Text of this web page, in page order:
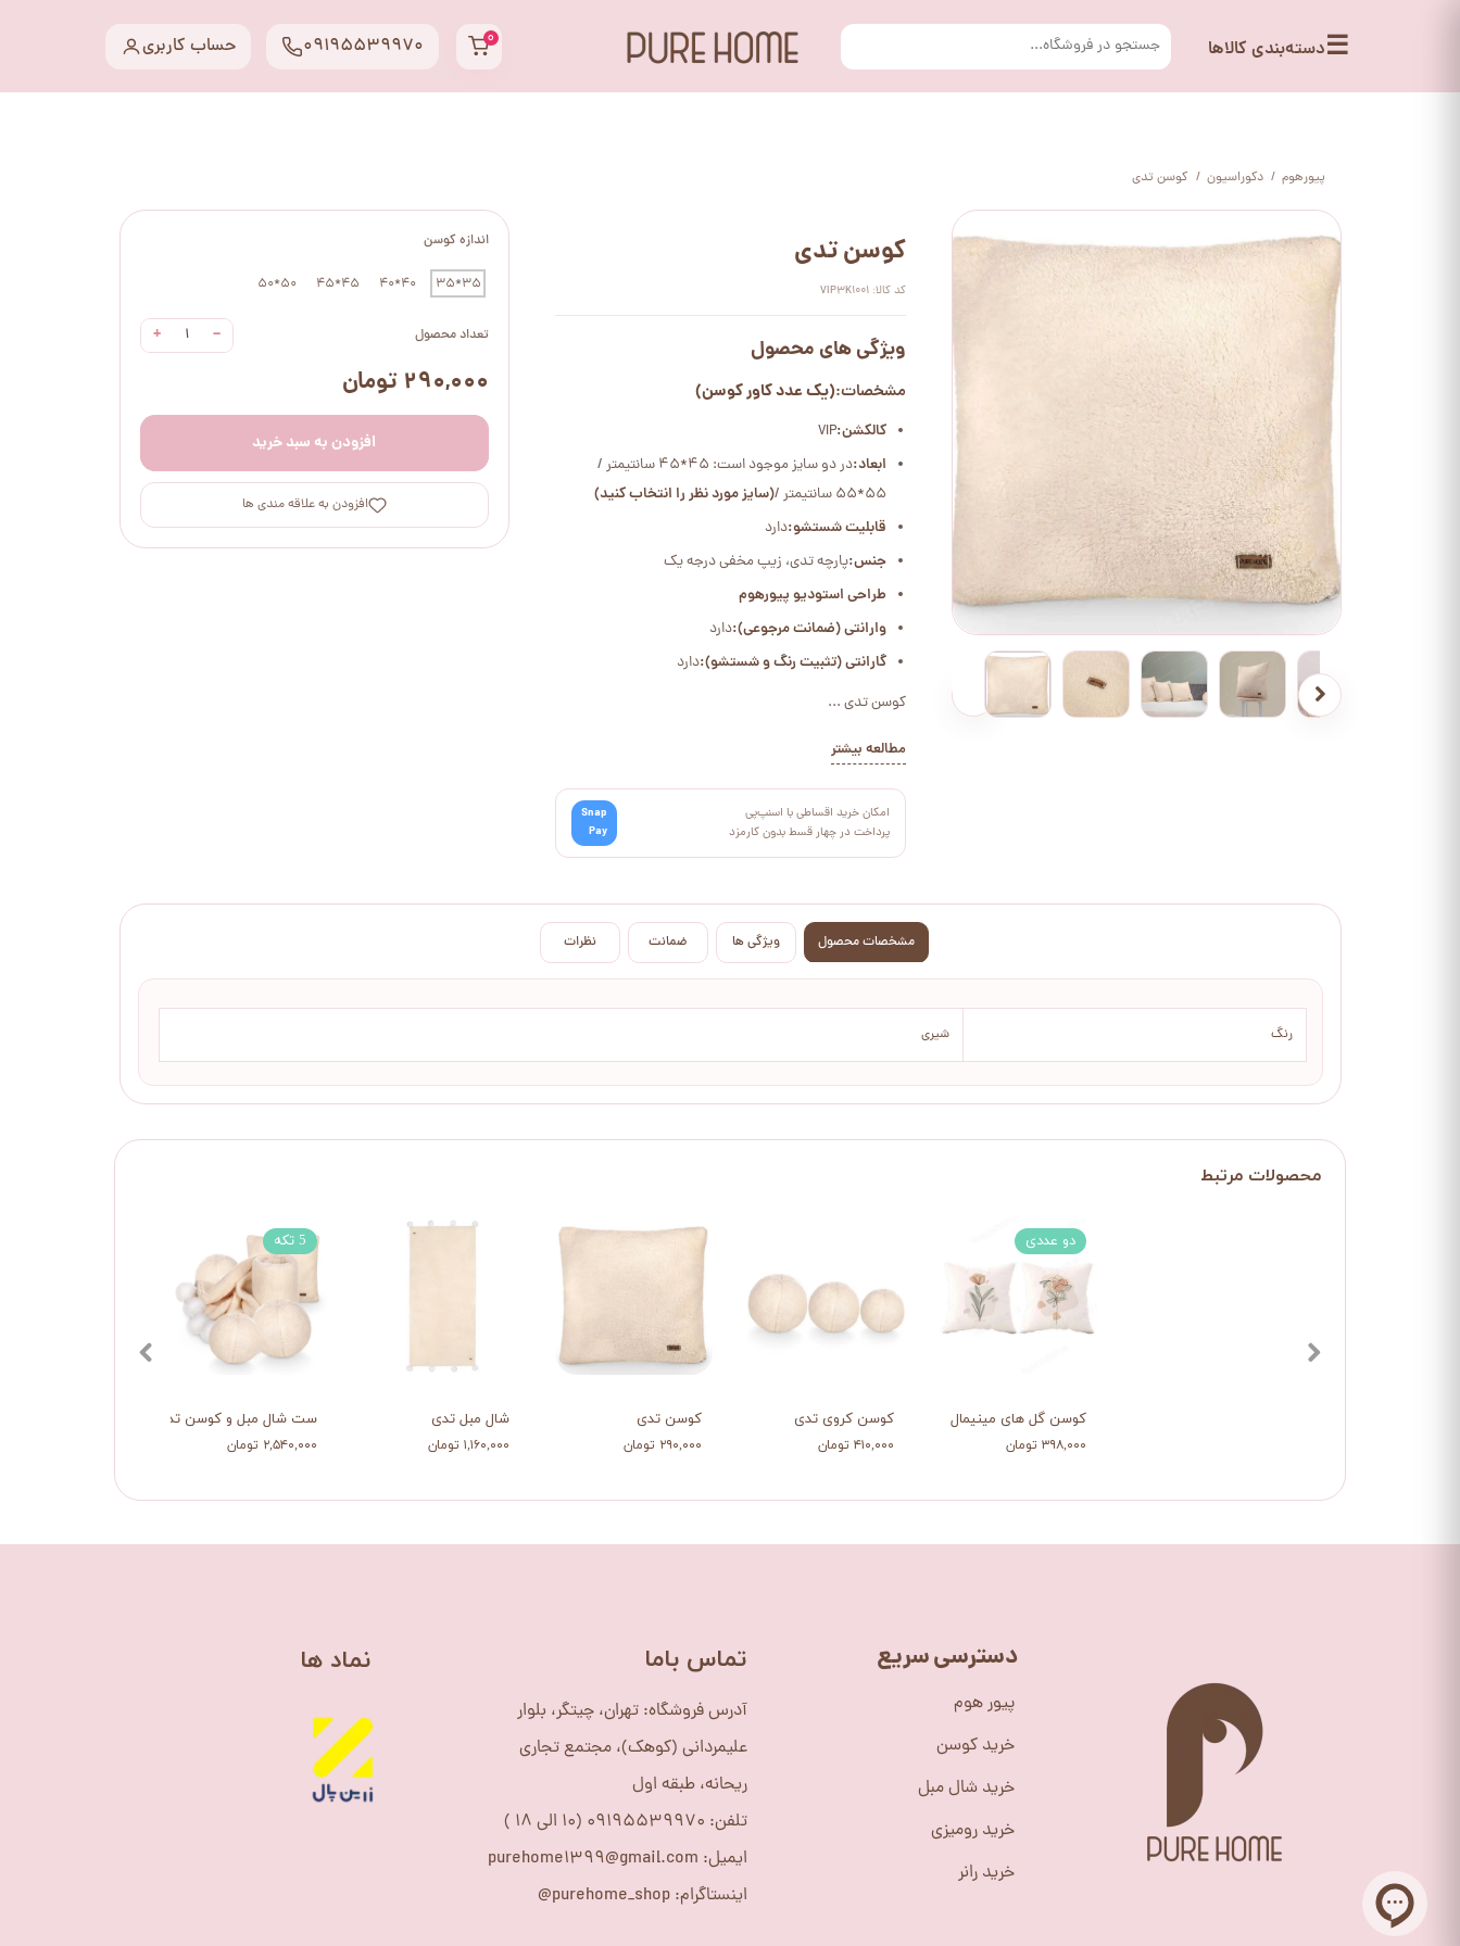
☰دسته‌بندی کالاها ۰ حساب کاربری 09195539970
پیورهوم دکوراسیون کوسن تدی
اندازه کوسن
35*35
40*40
45*45
50*50
تعداد محصول −
+
۲۹۰,۰۰۰ تومان
افزودن به سبد خرید
افزودن به علاقه مندی ها
کوسن تدی
کد کالا: VIP3K1001
ویژگی های محصول
مشخصات:(یک عدد کاور کوسن)
کالکشن:VIP
ابعاد:
در دو سایز موجود است: 45*45 سانتیمتر /
55*55 سانتیمتر /
(سایز مورد نظر را انتخاب کنید)
قابلیت شستشو:دارد
جنس:پارچه تدی، زیپ مخفی درجه یک
طراحی استودیو پیورهوم
وارانتی (ضمانت مرجوعی):دارد
گارانتی (تثبیت رنگ و شستشو):دارد
کوسن تدی ...
مطالعه بیشتر
امکان خرید اقساطی با اسنپ‌پی
پرداخت در چهار قسط بدون کارمزد
Snap
Pay
مشخصات محصول ویژگی ها ضمانت نظرات
رنگ شیری
ست شال مبل و کوسن تدی
۲,۵۴۰,۰۰۰ تومان
5 تکه
شال مبل تدی
۱,۱۶۰,۰۰۰ تومان
کوسن تدی
۲۹۰,۰۰۰ تومان
کوسن کروی تدی
۴۱۰,۰۰۰ تومان
کوسن گل های مینیمال
۳۹۸,۰۰۰ تومان
دو عددی
پیور هوم
خرید کوسن
خرید شال مبل
خرید رومیزی
خرید رانر
دسترسی سریع ​تماس باما
آدرس فروشگاه: تهران، چیتگر، بلوار
علیمردانی (کوهک)، مجتمع تجاری
ریحانه، طبقه اول
تلفن: 09195539970 (10 الی 18 )
ایمیل: purehome1399@gmail.com
اینستاگرام: purehome_shop@
​نماد ها